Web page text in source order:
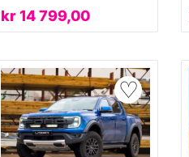
kr14 799,00
♡